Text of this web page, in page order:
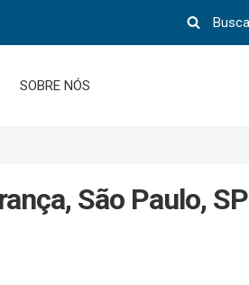
SOBRE NÓS
São Paulo, SP